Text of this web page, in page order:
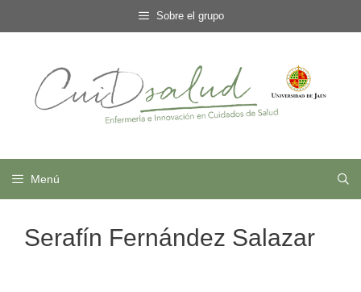
al
Sobre el grupo
Menú
Serafín Fernández Salazar